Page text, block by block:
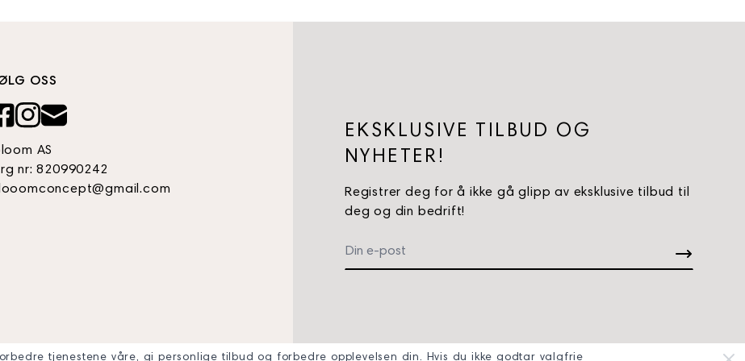
tjenestene våre, gi personlige tilbud og forbedre opplevelsen din. Hvis du ikke godtar valgfrie
OSS
AS
nr: 820990242
EKSKLUSIVE TILBUD OG
NYHETER!
Registrer deg for å ikke gå glipp av eksklusive tilbud til
deg og din bedrift!